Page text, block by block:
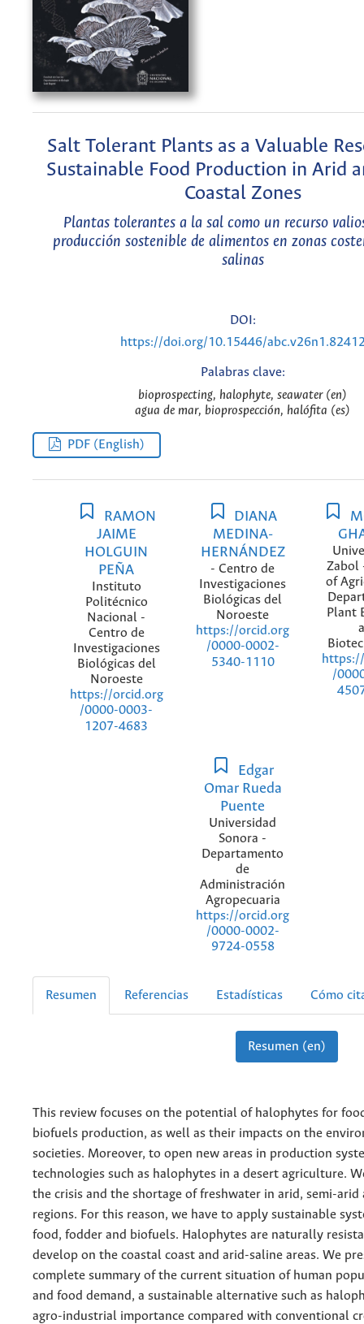
Salt Tolerant Plants as a Valuable
Sustainable Food Production in Arid
Coastal Zones
Plantas tolerantes a la sal como un recurso
producción sostenible de alimentos en zonas
salinas
DOI:
https://doi.org/10.15446/
Palabras clave:
bioprospecting, halophyte, seawater (en)
agua de mar, bioprospección, halófita (es)
PDF (English)
RAMON
JAIME
HOLGUIN
PEÑA
Instituto
Politécnico
Nacional -
Centro de
Investigaciones
Biológicas del
Noroeste
https://orcid.org
/0000-0003-
1207-4683
DIANA
MEDINA-
HERNÁNDEZ
- Centro de
Investigaciones
Biológicas del
Noroeste
https://orcid.org
/0000-0002-
5340-1110
Zabol
of
Plant
/
Edgar
Omar Rueda
Puente
Universidad
Sonora -
Departamento
de
Administración
Agropecuaria
https://orcid.org
/0000-0002-
9724-0558
Resumen Referencias Estadísticas Cómo
Resumen (en)
This review focuses on the potential of halophytes for
biofuels production, as well as their impacts on the
societies. Moreover, to open new areas in production
technologies such as halophytes in a desert agriculture.
the crisis and the shortage of freshwater in arid, semi-arid
regions. For this reason, we have to apply sustainable
food, fodder and biofuels. Halophytes are naturally
develop on the coastal coast and arid-saline areas. We
complete summary of the current situation of human
and food demand, a sustainable alternative such as
agro-industrial importance compared with conventional